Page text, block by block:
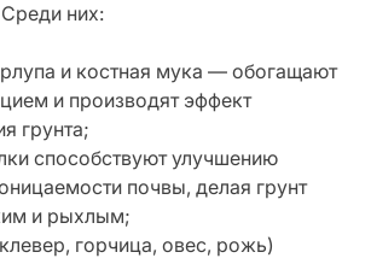
них:
и костная мука — обогащают
и производят эффект
грунта;
способствуют улучшению
почвы, делая грунт
и рыхлым;
горчица, овес, рожь)